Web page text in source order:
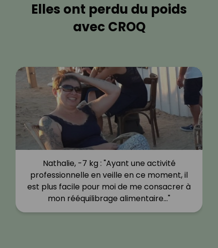
Elles ont perdu du poids
avec CROQ
Nathalie, -7 kg : "Ayant une activité
professionnelle en veille en ce moment, il
est plus facile pour moi de me consacrer à
mon rééquilibrage alimentaire…"